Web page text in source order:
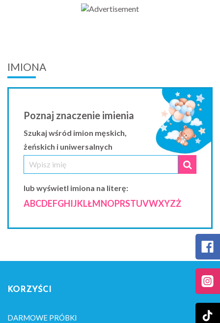
IMIONA
Poznaj znaczenie imienia
Szukaj wśród imion męskich,
żeńskich i uniwersalnych
lub wyświetl imiona na literę:
ABCDEFGHIJKLŁMNOPRSTUVWXYZŻ
KORZYŚCI
DARMOWE PRÓBKI